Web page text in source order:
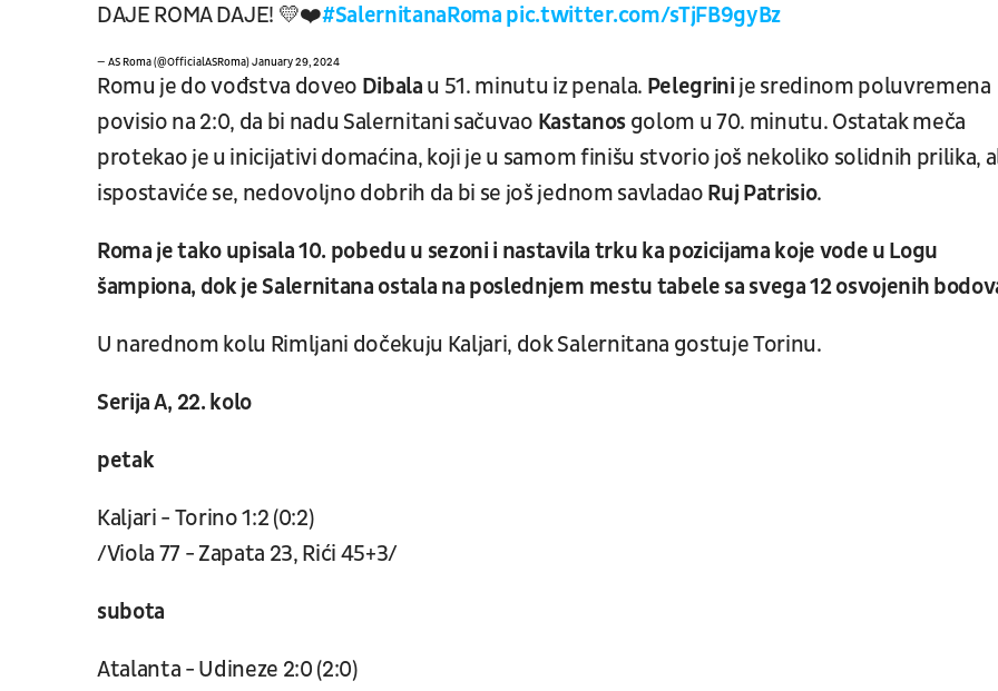
DAJE ROMA DAJE! 💛❤️#SalernitanaRoma pic.twitter.com/sTjFB9gyBz
— AS Roma (@OfficialASRoma)January 29, 2024
Romu je do vođstva doveo Dibala u 51. minutu iz penala. Pelegrini je sredinom poluvremena
povisio na 2:0, da bi nadu Salernitani sačuvao Kastanos golom u 70. minutu. Ostatak meča
protekao je u inicijativi domaćina, koji je u samom finišu stvorio još nekoliko solidnih prilika,
ispostaviće se, nedovoljno dobrih da bi se još jednom savladao Ruj Patrisio.
Roma je tako upisala 10. pobedu u sezoni i nastavila trku ka pozicijama koje vode u Logu
šampiona, dok je Salernitana ostala na poslednjem mestu tabele sa svega 12 osvojenih
U narednom kolu Rimljani dočekuju Kaljari, dok Salernitana gostuje Torinu.
Serija A, 22. kolo
petak
Kaljari - Torino 1:2 (0:2)
/Viola 77 - Zapata 23, Rići 45+3/
subota
Atalanta - Udineze 2:0 (2:0)